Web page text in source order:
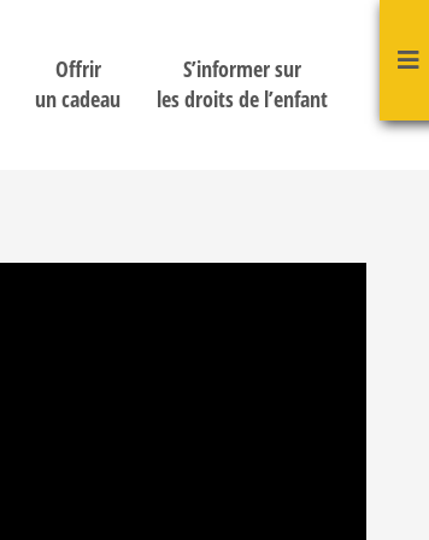
Offrir
un cadeau
S’informer sur
les droits de l’enfant